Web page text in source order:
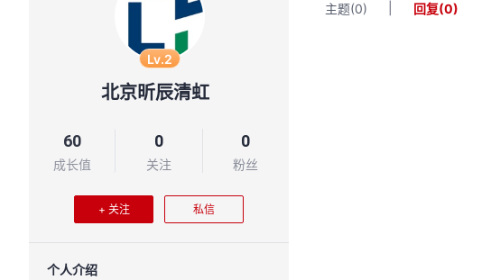
Lv.2
北京昕辰清虹
60
成长值
0
关注
0
粉丝
+ 关注 私信
个人介绍
主题(0) 回复(0)